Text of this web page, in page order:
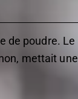
de poudre. Le
mettait une